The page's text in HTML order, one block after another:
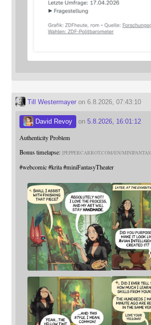
Till Westermayeron 6.8.2026, 07:43:10
David Revoy on 5.8.2026, 16:01:12
Authenticity Problem
Bonus timelapse: PEPPERCARROT.COM/EN/MINIFANTAS
#webcomic #krita #miniFantasyTheater